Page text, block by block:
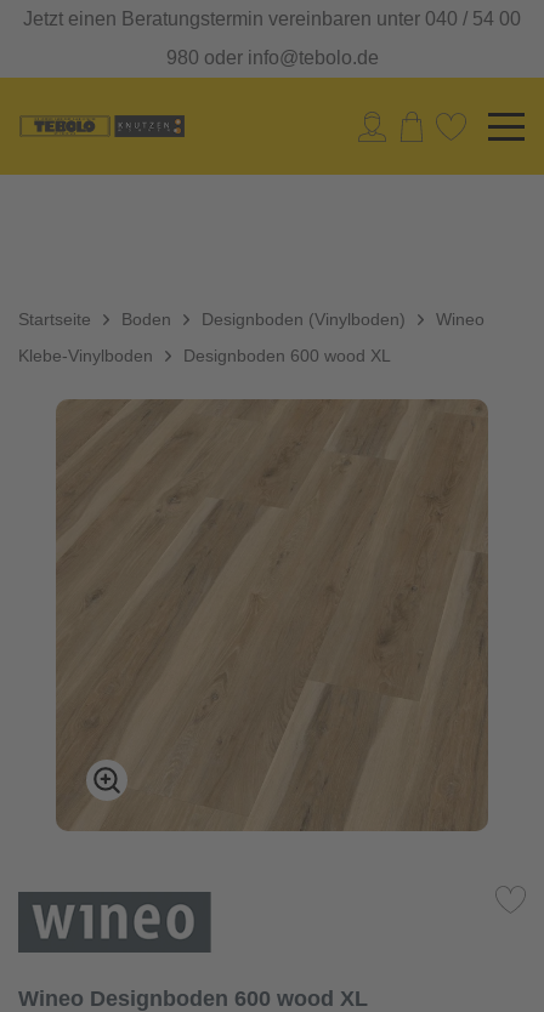
Jetzt einen Beratungstermin vereinbaren unter 040 / 54 00
980 oder info@tebolo.de
Startseite Boden
Designboden (Vinylboden)
Klebe-Vinylboden
Wineo
Designboden 600 wood XL
Wineo Designboden 600 wood XL